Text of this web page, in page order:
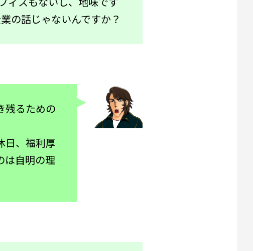
の話じゃないんですか？
残るための
日、福利厚
は自明の理